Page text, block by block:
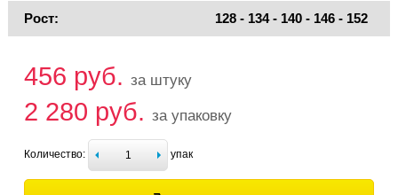
Рост: 128 - 134 - 140 - 146 - 152
456 руб. за штуку
2 280 руб. за упаковку
Количество: упак